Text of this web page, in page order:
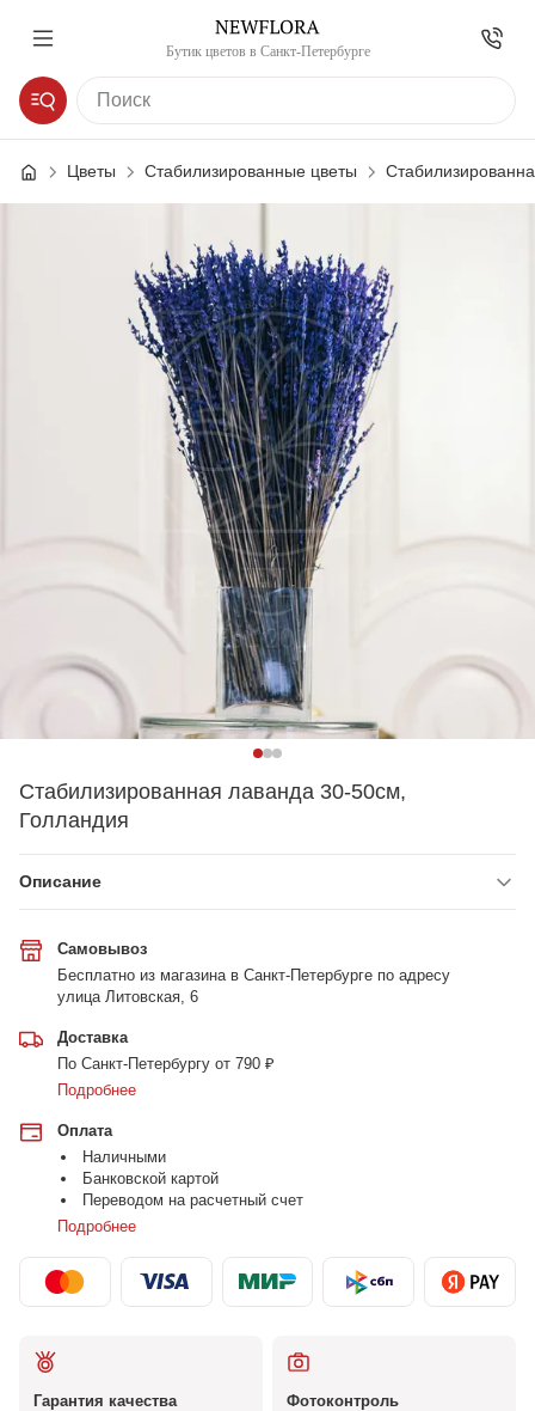
Бутик цветов в Санкт-Петербурге
Цветы Стабилизированные цветы
Стабилизированная лаванда 30-50см,
Голландия
Описание
Самовывоз
Бесплатно из магазина в Санкт-Петербурге по адресу
улица Литовская, 6
Доставка
По Санкт-Петербургу от 790 ₽
Подробнее
Оплата
Наличными
Банковской картой
Переводом на расчетный счет
Подробнее
Гарантия качества
Фотоконтроль